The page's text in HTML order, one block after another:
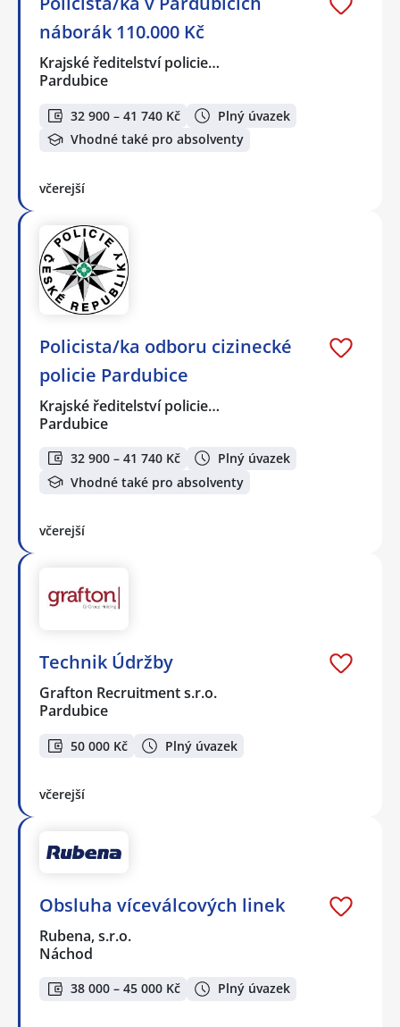
náborák 110.000 Kč
Krajské ředitelství policie…
Pardubice
32 900 – 41 740 Kč
Plný úvazek
Vhodné také pro absolventy
včerejší
Policista/ka odboru cizinecké
policie Pardubice
Krajské ředitelství policie…
Pardubice
32 900 – 41 740 Kč
Plný úvazek
Vhodné také pro absolventy
včerejší
Technik Údržby
Grafton Recruitment s.r.o.
Pardubice
50 000 Kč Plný úvazek
včerejší
Obsluha víceválcových linek
Rubena, s.r.o.
Náchod
38 000 – 45 000 Kč Plný úvazek